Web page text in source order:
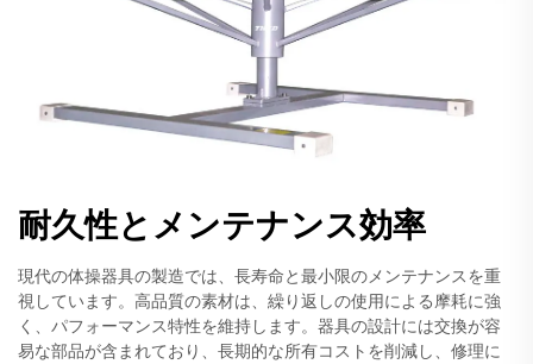
耐久性とメンテナンス効率
現代の体操器具の製造では、長寿命と最小限のメンテナンスを重
視しています。高品質の素材は、繰り返しの使用による摩耗に強
く、パフォーマンス特性を維持します。器具の設計には交換が容
易な部品が含まれており、長期的な所有コストを削減し、修理に